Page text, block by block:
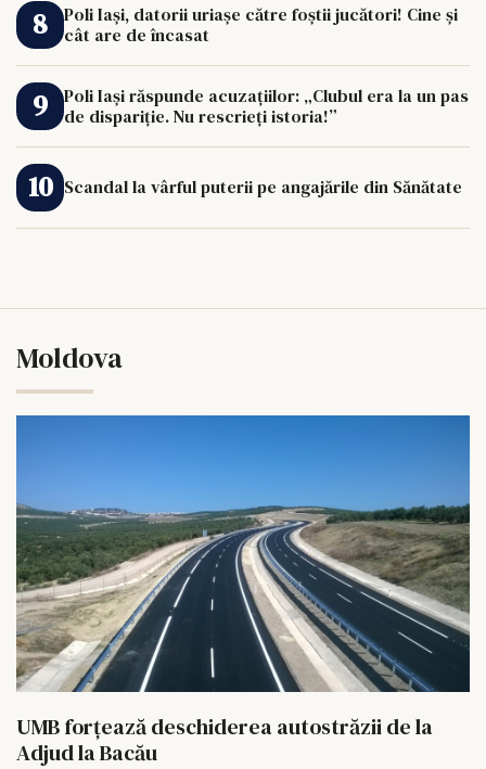
Poli Iași, datorii uriașe către foștii jucători! Cine și
cât are de încasat
Poli Iași răspunde acuzațiilor: „Clubul era la un pas
de dispariție. Nu rescrieți istoria!”
Scandal la vârful puterii pe angajările din Sănătate
Moldova
UMB forțează deschiderea autostrăzii de la
Adjud la Bacău